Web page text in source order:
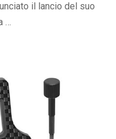
il lancio del suo
…